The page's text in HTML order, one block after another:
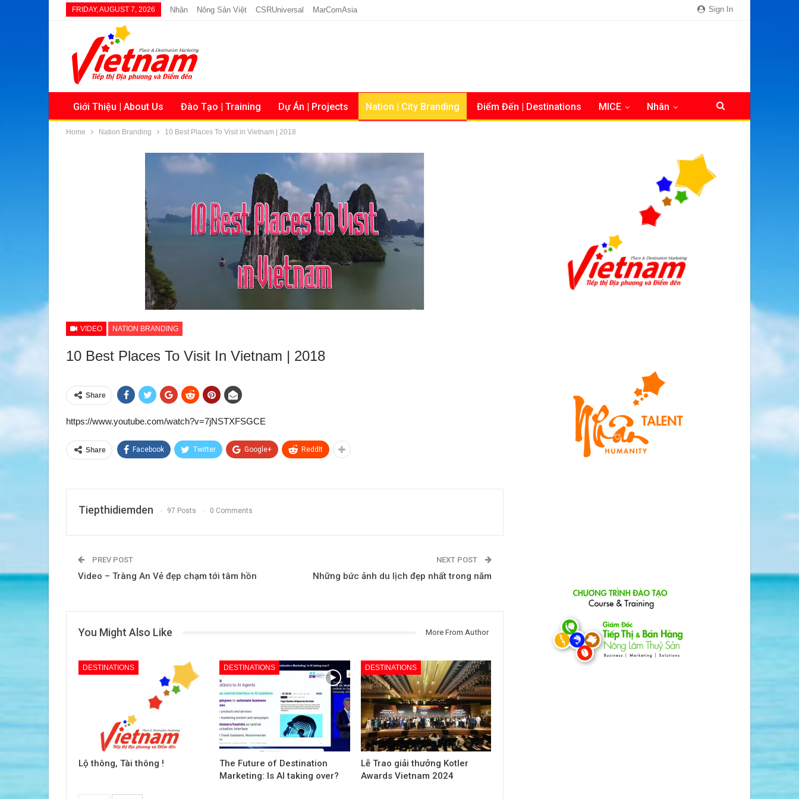
Sign In
FRIDAY, AUGUST 7, 2026 Nhân Nông Sản Việt CSRUniversal MarComAsia
Giới Thiệu | About Us Đào Tạo | Training Dự Án | Projects Nation | City Branding Điểm Đến | Destinations MICE Nhân
Home Nation Branding 10 Best Places To Visit in Vietnam | 2018
VIDEO NATION BRANDING
10 Best Places To Visit In Vietnam | 2018
Share
https://www.youtube.com/watch?v=7jNSTXFSGCE
Share Facebook Twitter Google+ ReddIt
Tiepthidiemden 97 Posts 0 Comments
PREV POST
Video – Tràng An Vẻ đẹp chạm tới tâm hồn
NEXT POST
Những bức ảnh du lịch đẹp nhất trong năm
You Might Also Like More From Author
DESTINATIONS
Lộ thông, Tài thông !
DESTINATIONS
The Future of Destination
Marketing: Is AI taking over?
DESTINATIONS
Lễ Trao giải thưởng Kotler
Awards Vietnam 2024